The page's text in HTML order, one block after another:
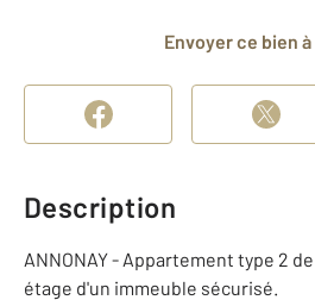
Envoyer ce bien
Description
ANNONAY - Appartement type 2
étage d'un immeuble sécurisé.